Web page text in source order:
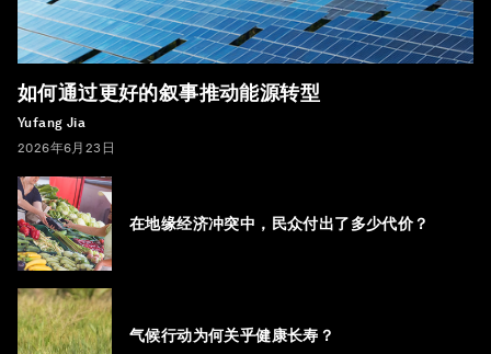
如何通过更好的叙事推动能源转型
Yufang Jia
2026年6月23日
在地缘经济冲突中，民众付出了多少代价？
气候行动为何关乎健康长寿？